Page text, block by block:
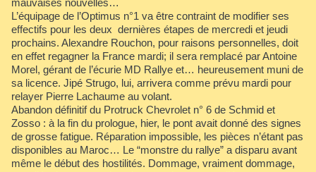
L’équipage de l’Optimus n°1 va être contraint de modifier ses
effectifs pour les deux dernières étapes de mercredi et jeudi
prochains. Alexandre Rouchon, pour raisons personnelles, doit
en effet regagner la France mardi; il sera remplacé par Antoine
Morel, gérant de l’écurie MD Rallye et… heureusement muni de
sa licence. Jipé Strugo, lui, arrivera comme prévu mardi pour
relayer Pierre Lachaume au volant.
Abandon définitif du Protruck Chevrolet n° 6 de Schmid et
Zosso : à la fin du prologue, hier, le pont avait donné des signes
de grosse fatigue. Réparation impossible, les pièces n’étant pas
disponibles au Maroc… Le “monstre du rallye” a disparu avant
même le début des hostilités. Dommage, vraiment dommage,